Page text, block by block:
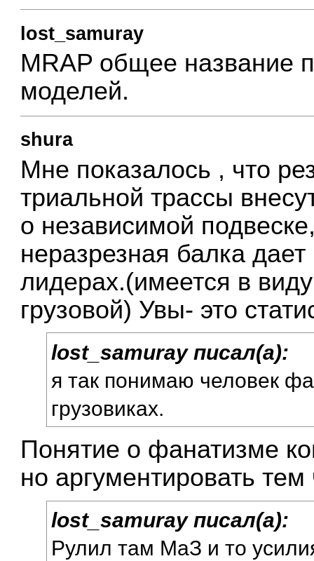
lost_samuray
MRAP общее название
моделей.
shura
Мне показалось , что
триальной трассы
о независимой
неразрезная балка
лидерах.(имеется в
грузовой) Увы- это
lost_samuray писал(а):
я так понимаю человек
грузовиках.
Понятие о фанатизме
но аргументировать
lost_samuray писал(а):
Рулил там МаЗ и то